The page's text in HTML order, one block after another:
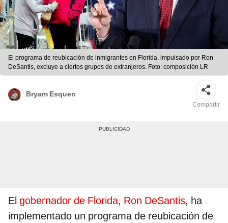
El programa de reubicación de inmigrantes en Florida, impulsado por Ron
DeSantis, excluye a ciertos grupos de extranjeros. Foto: composición LR
Bryam Esquen
Compartir
El gobernador de Florida, Ron DeSantis, ha
implementado un programa de reubicación de